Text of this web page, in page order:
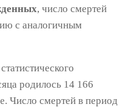
, число смертей
с аналогичным
родилось 14 166
Число смертей в период